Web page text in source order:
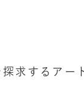
求するアー